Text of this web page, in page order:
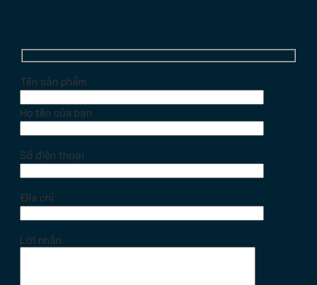
Tên sản phẩm
Họ tên của bạn
Số điện thoại
Địa chỉ
Lời nhắn